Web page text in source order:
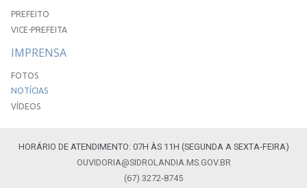
PREFEITO
VICE-PREFEITA
IMPRENSA
FOTOS
NOTÍCIAS
VÍDEOS
HORÁRIO DE ATENDIMENTO: 07H ÀS 11H (SEGUNDA A SEXTA-FEIRA)
OUVIDORIA@SIDROLANDIA.MS.GOV.BR
(67) 3272-8745